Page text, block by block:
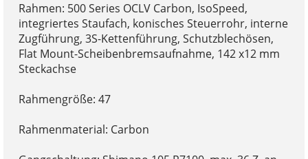
Rahmen: 500 Series OCLV Carbon, IsoSpeed,
integriertes Staufach, konisches Steuerrohr, interne
Zugführung, 3S-Kettenführung, Schutzblechösen,
Flat Mount-Scheibenbremsaufnahme, 142 x12 mm
Steckachse
Rahmengröße: 47
Rahmenmaterial: Carbon